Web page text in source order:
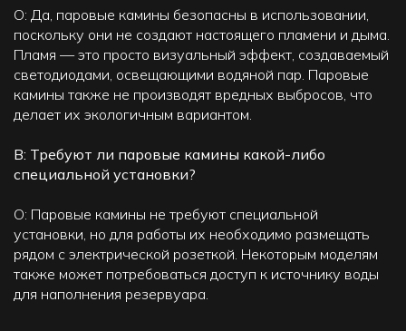
О: Да, паровые камины безопасны в использовании,
поскольку они не создают настоящего пламени и дыма.
Пламя — это просто визуальный эффект, создаваемый
светодиодами, освещающими водяной пар. Паровые
камины также не производят вредных выбросов, что
делает их экологичным вариантом.
В: Требуют ли паровые камины какой-либо
специальной установки?
О: Паровые камины не требуют специальной
установки, но для работы их необходимо размещать
рядом с электрической розеткой. Некоторым моделям
также может потребоваться доступ к источнику воды
для наполнения резервуара.